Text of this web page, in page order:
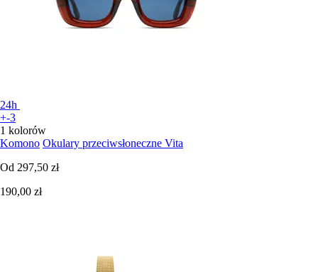
24h
+-3
1 kolorów
Komono Okulary przeciwsłoneczne Vita
Od 297,50 zł
190,00 zł